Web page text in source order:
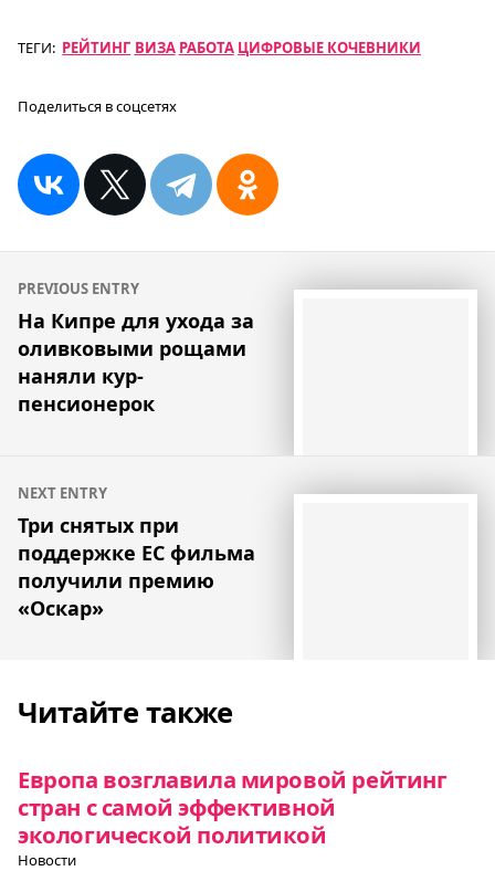
ТЕГИ: РЕЙТИНГ ВИЗА РАБОТА ЦИФРОВЫЕ КОЧЕВНИКИ
Поделиться в соцсетях
Навигация
по
записям
PREVIOUS ENTRY
На Кипре для ухода за
оливковыми рощами
наняли кур-
пенсионерок
NEXT ENTRY
Три снятых при
поддержке ЕС фильма
получили премию
«Оскар»
Читайте также
Европа возглавила мировой рейтинг
стран с самой эффективной
экологической политикой
Новости